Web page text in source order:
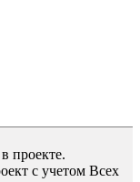
проекте.
с учетом Всех